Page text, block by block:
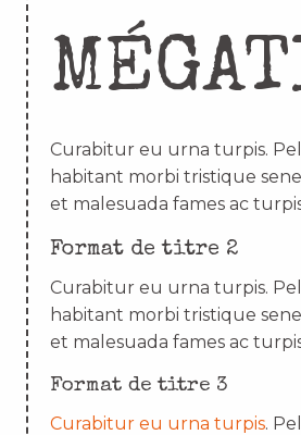
Curabitur eu urna turpis.
habitant morbi tristique
et malesuada fames ac
Format de titre 2
Curabitur eu urna turpis.
habitant morbi tristique
et malesuada fames ac
Format de titre 3
Curabitur eu urna turpis.